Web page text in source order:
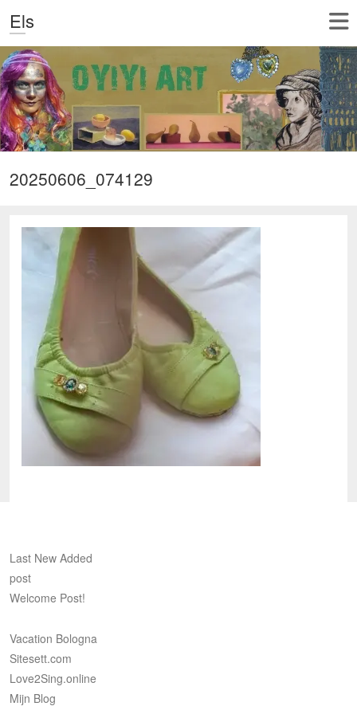
Els
20250606_074129
Last New Added
post
Welcome Post!
Vacation Bologna
Sitesett.com
Love2Sing.online
Mijn Blog